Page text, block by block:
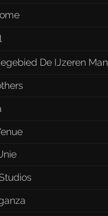
De IJzeren Man